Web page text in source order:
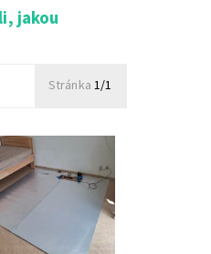
jakou
Stránka 1/1
zón
GeoSan je
i v nejsilnějších
až do výšky
2...